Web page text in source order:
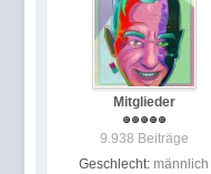
Mitglieder
9.938 Beiträge
Geschlecht: männlich